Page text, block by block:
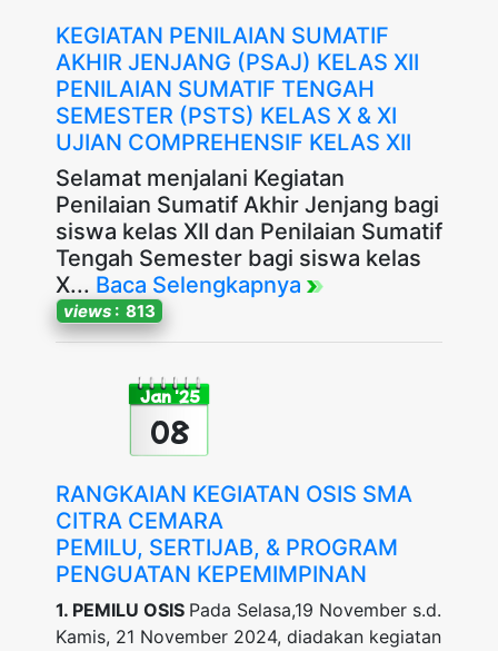
KEGIATAN PENILAIAN SUMATIF
AKHIR JENJANG (PSAJ) KELAS XII
PENILAIAN SUMATIF TENGAH
SEMESTER (PSTS) KELAS X & XI
UJIAN COMPREHENSIF KELAS XII
Selamat menjalani Kegiatan
Penilaian Sumatif Akhir Jenjang bagi
siswa kelas XII dan Penilaian Sumatif
Tengah Semester bagi siswa kelas
X... Baca Selengkapnya
views : 813
Jan '25
08
RANGKAIAN KEGIATAN OSIS SMA
CITRA CEMARA
PEMILU, SERTIJAB, & PROGRAM
PENGUATAN KEPEMIMPINAN
1. PEMILU OSIS Pada Selasa,19 November s.d.
Kamis, 21 November 2024, diadakan kegiatan